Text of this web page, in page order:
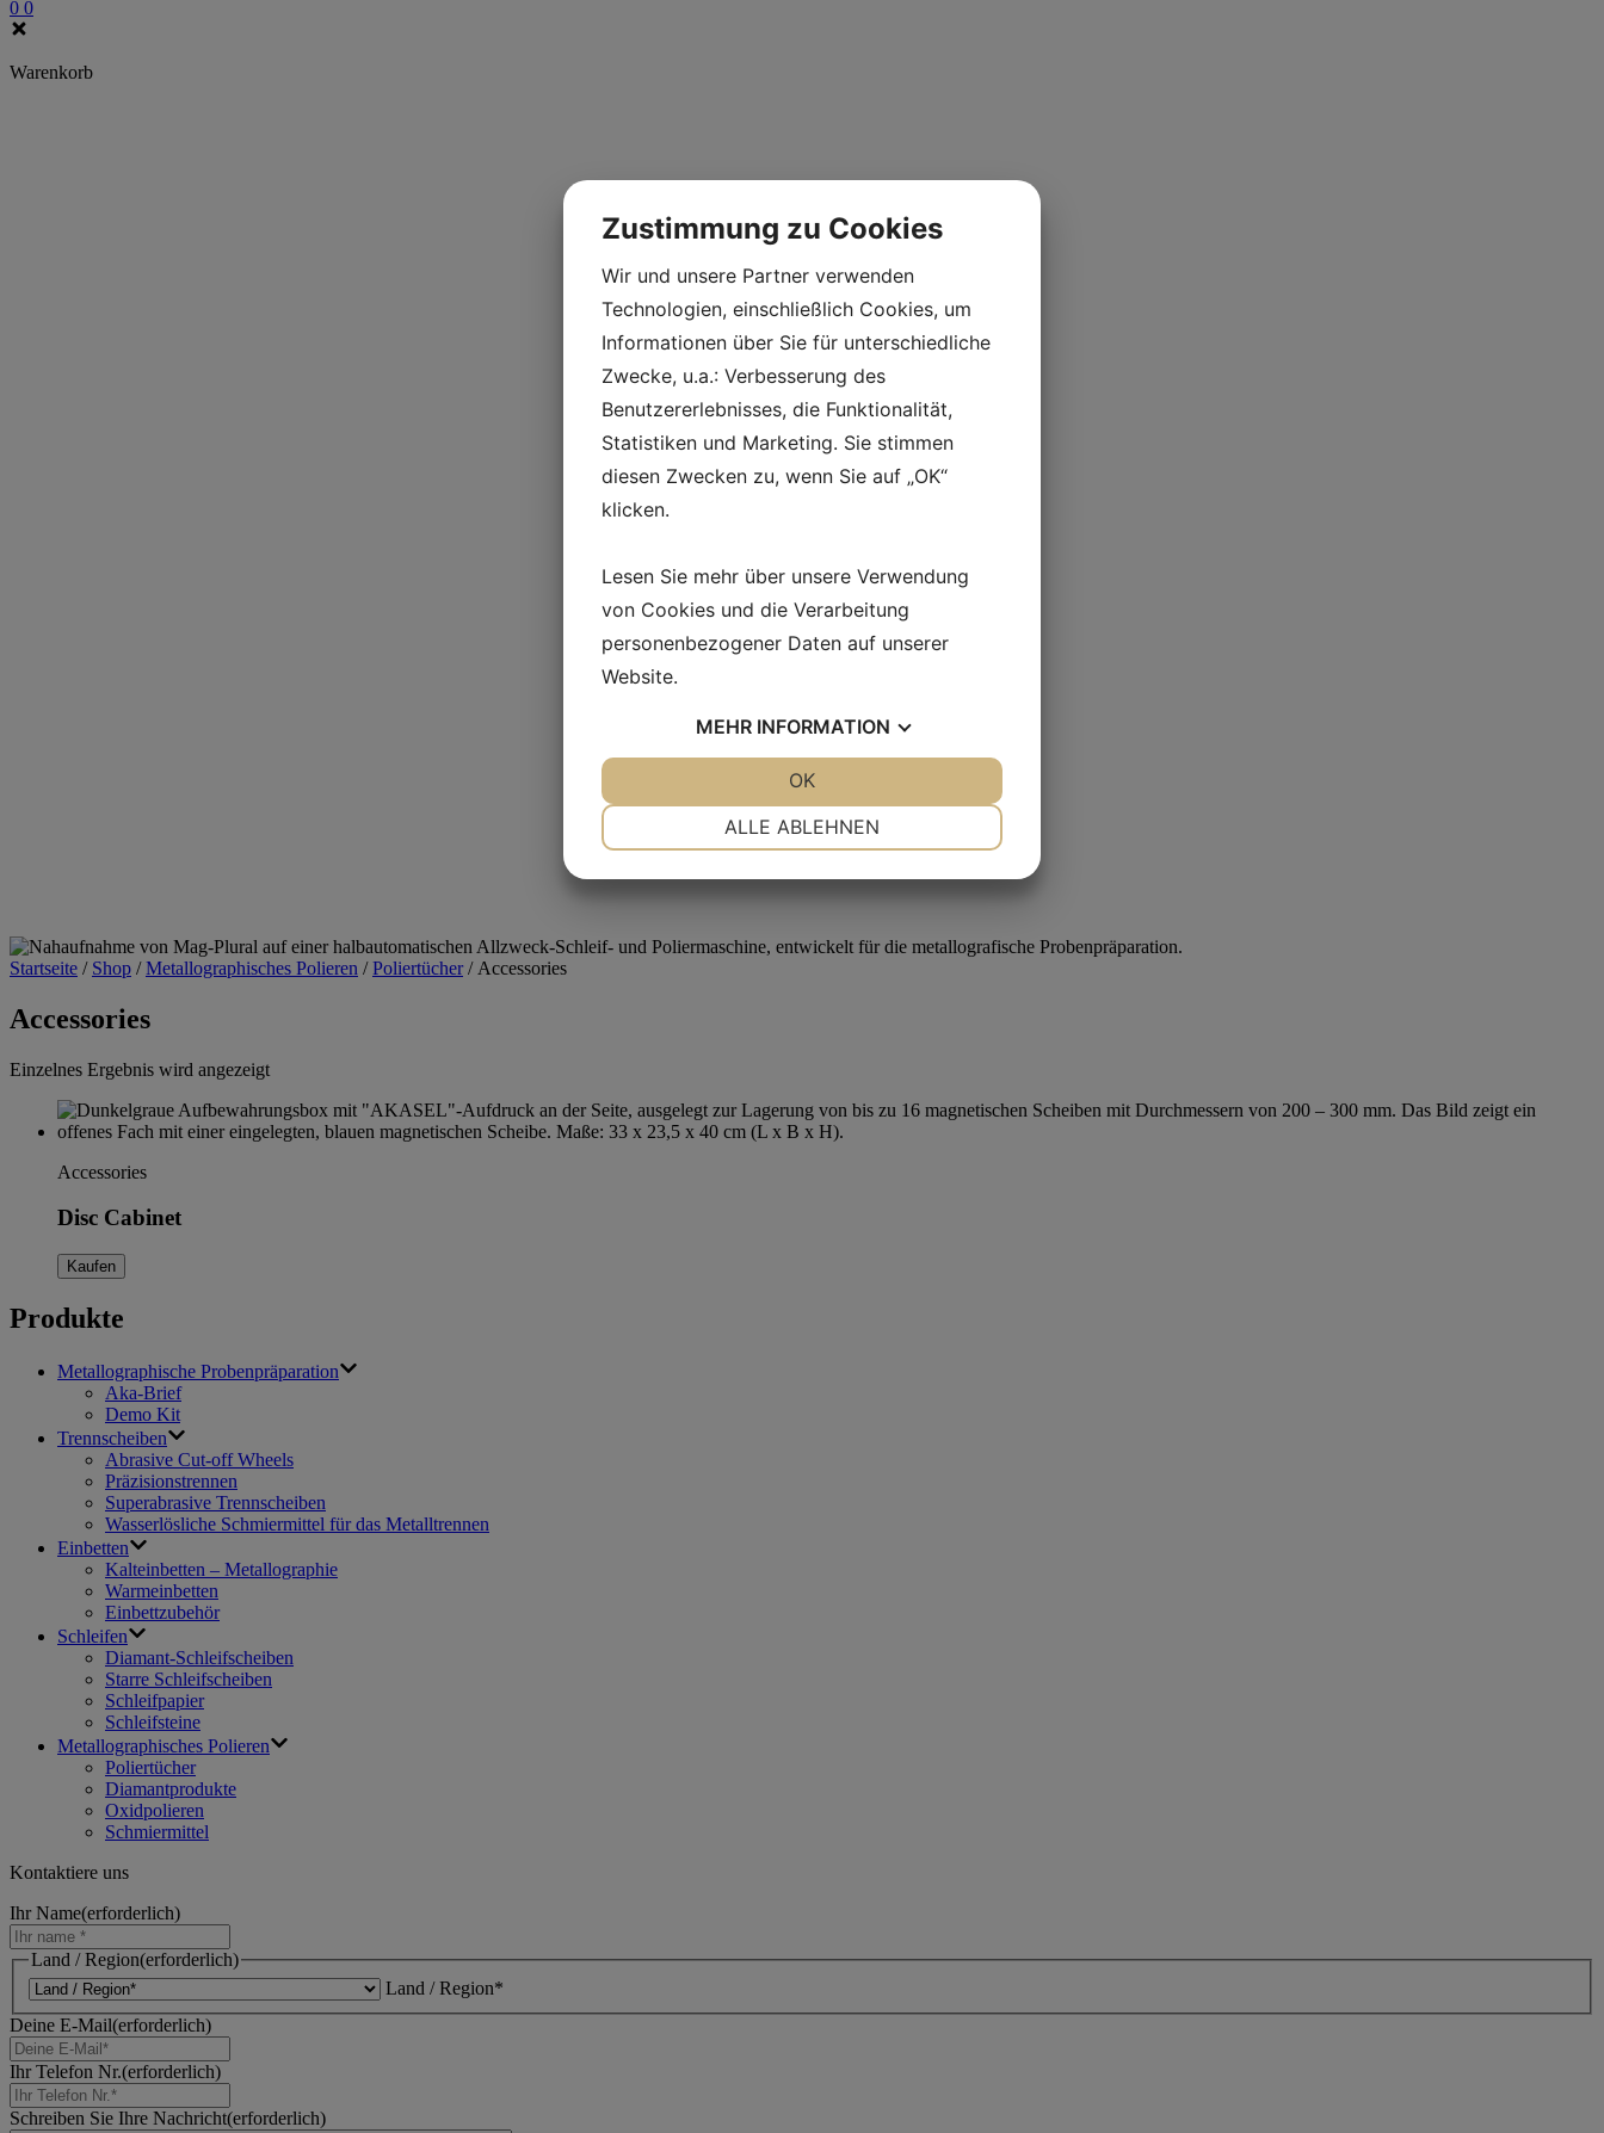
0 0
Warenkorb
Startseite / Shop /Metallographisches Polieren /Poliertücher / Accessories
Accessories
Einzelnes Ergebnis wird angezeigt
Accessories
Disc Cabinet
Kaufen
Produkte
Metallographische Probenpräparation
Aka-Brief
Demo Kit
Trennscheiben
Abrasive Cut-off Wheels
Präzisionstrennen
Superabrasive Trennscheiben
Wasserlösliche Schmiermittel für das Metalltrennen
Einbetten
Kalteinbetten – Metallographie
Warmeinbetten
Einbettzubehör
Schleifen
Diamant-Schleifscheiben
Starre Schleifscheiben
Schleifpapier
Schleifsteine
Metallographisches Polieren
Poliertücher
Diamantprodukte
Oxidpolieren
Schmiermittel
Kontaktiere uns
Ihr Name(erforderlich)
Land / Region(erforderlich)
Land / Region*
Deine E-Mail(erforderlich)
Ihr Telefon Nr.(erforderlich)
Schreiben Sie Ihre Nachricht(erforderlich)
Zustimmung zu Cookies
Wir und unsere Partner verwenden
Technologien, einschließlich Cookies, um
Informationen über Sie für unterschiedliche
Zwecke, u.a.: Verbesserung des
Benutzererlebnisses, die Funktionalität,
Statistiken und Marketing. Sie stimmen
diesen Zwecken zu, wenn Sie auf „OK“
klicken.
Lesen Sie mehr über unsere Verwendung
von Cookies und die Verarbeitung
personenbezogener Daten auf unserer
Website.
MEHR INFORMATION
ALLE ABLEHNEN
OK